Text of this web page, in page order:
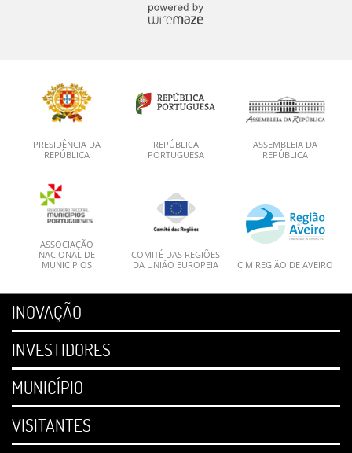
PRESIDÊNCIA DA
REPÚBLICA
REPÚBLICA
PORTUGUESA
ASSEMBLEIA DA
REPÚBLICA
ASSOCIAÇÃO
NACIONAL DE
MUNICÍPIOS
COMITÉ DAS REGIÕES
DA UNIÃO EUROPEIA
CIM REGIÃO DE AVEIRO
INOVAÇÃO
INVESTIDORES
MUNICÍPIO
VISITANTES